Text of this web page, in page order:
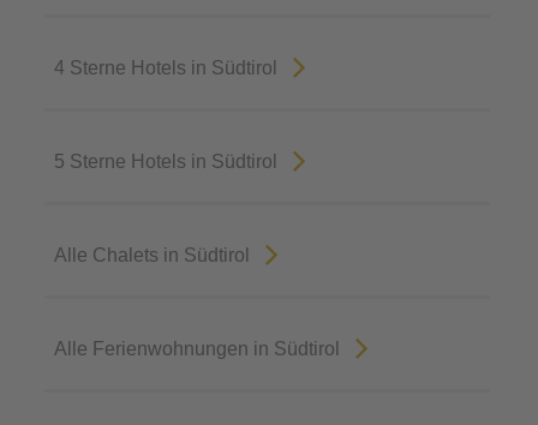
4 Sterne Hotels in Südtirol
5 Sterne Hotels in Südtirol
Alle Chalets in Südtirol
Alle Ferienwohnungen in Südtirol